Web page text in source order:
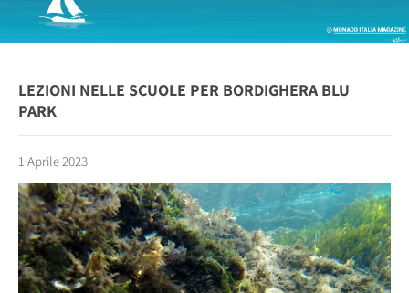
LEZIONI NELLE SCUOLE PER BORDIGHERA BLU
PARK
1 Aprile 2023